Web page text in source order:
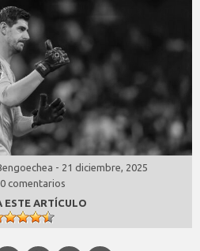
- 21 diciembre, 2025
comentarios
ESTE ARTÍCULO